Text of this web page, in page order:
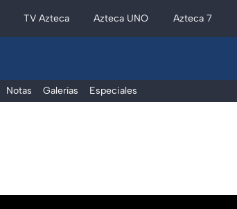
TV Azteca Azteca UNO Azteca 7
Notas Galerías Especiales